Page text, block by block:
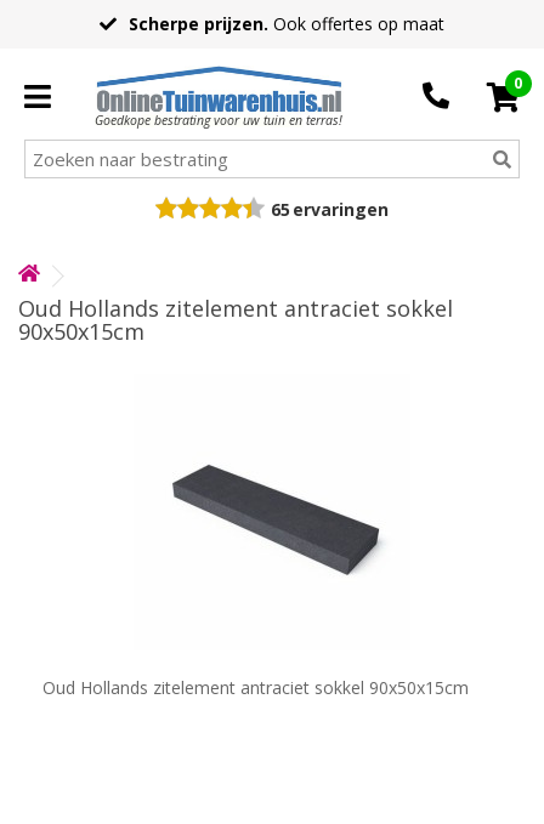
Scherpe prijzen. Ook offertes op maat
Goedkope bestrating voor uw tuin en terras!
0
65 ervaringen
Oud Hollands zitelement antraciet sokkel
90x50x15cm
Oud Hollands zitelement antraciet sokkel 90x50x15cm